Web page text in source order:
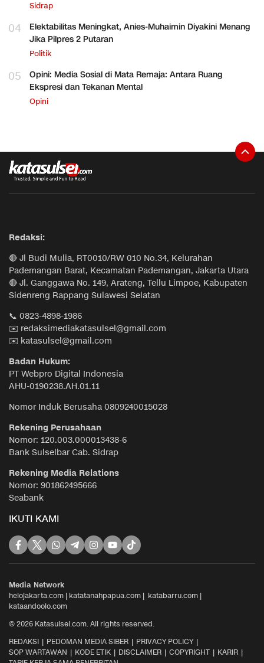
Sidrap
04
Elektabilitas Meningkat, Anies-Muhaimin Diyakini Menang
Jika Pilpres 2 Putaran
Politik
05
Opini: Media Sosial di Mata Remaja: Antara Ruang
Ekspresi dan Tekanan Mental
Opini
Redaksi:
🔴 Jl Budi Mulia, RT0010/RW 010 No.34, Kelurahan
Pademangan Barat, Kecamatan Pademangan, Jakarta Utara
🔴 Jl. Ganggawa No. 149, Arateng, Tellu Limpoe, Kabupaten
Sidenreng Rappang Sulawesi Selatan
📞 0823-4898-1986
✉️ redaksimediakatasulsel@gmail.com
✉️ katasulsel@gmail.com
Badan Hukum:
PT Webpro Digital Indonesia
AHU-0190238.AH.01.11
Nomor Induk Berusaha 0809240015028
Rekening Perusahaan
Nomor: 120.003.000013438-6
Bank Sulselbar Cab. Sidrap
Rekening Media Relations
Nomor: 901862495666
Seabank
IKUTI KAMI
Media Network
helojakarta.com | katatanahpapua.com | katabarru.com |
kataandoolo.com
© 2026 Katasulsel.com. All rights reserved.
REDAKSI
PEDOMAN MEDIA SIBER
PRIVACY POLICY
SOP WARTAWAN
KODE ETIK DISCLAIMER COPYRIGHT
KARIR